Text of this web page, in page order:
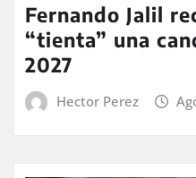
Fernando Jalil
“tienta” una
2027
Hector Perez